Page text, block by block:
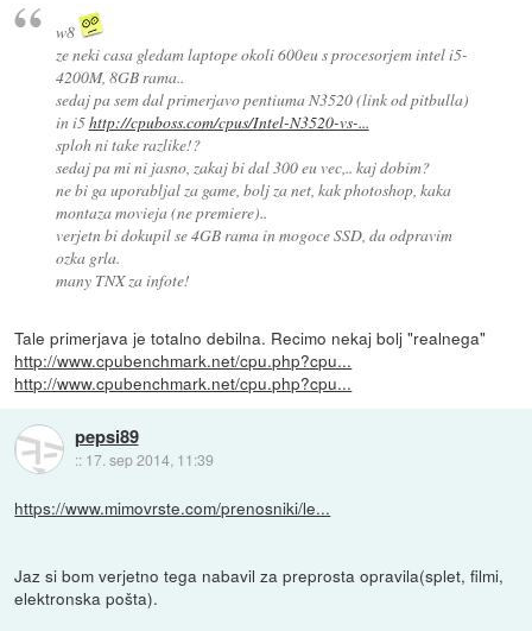
w8
ze neki casa gledam laptope okoli 600eu s procesorjem intel i5-
4200M, 8GB rama..
sedaj pa sem dal primerjavo pentiuma N3520 (link od pitbulla)
in i5http://cpuboss.com/cpus/Intel-N3520-vs-...
sploh ni take razlike!?
sedaj pa mi ni jasno, zakaj bi dal 300 eu vec,.. kaj dobim?
ne bi ga uporabljal za game, bolj za net, kak photoshop, kaka
montaza movieja (ne premiere)..
verjetn bi dokupil se 4GB rama in mogoce SSD, da odpravim
ozka grla.
many TNX za infote!
Tale primerjava je totalno debilna. Recimo nekaj bolj "realnega"
http://www.cpubenchmark.net/cpu.php?cpu...
http://www.cpubenchmark.net/cpu.php?cpu...
pepsi89
:: 17. sep 2014, 11:39
https://www.mimovrste.com/prenosniki/le...
Jaz si bom verjetno tega nabavil za preprosta opravila(splet, filmi,
elektronska pošta).